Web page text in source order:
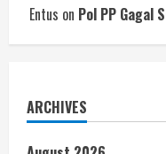
Entus on Pol PP Gagal
ARCHIVES